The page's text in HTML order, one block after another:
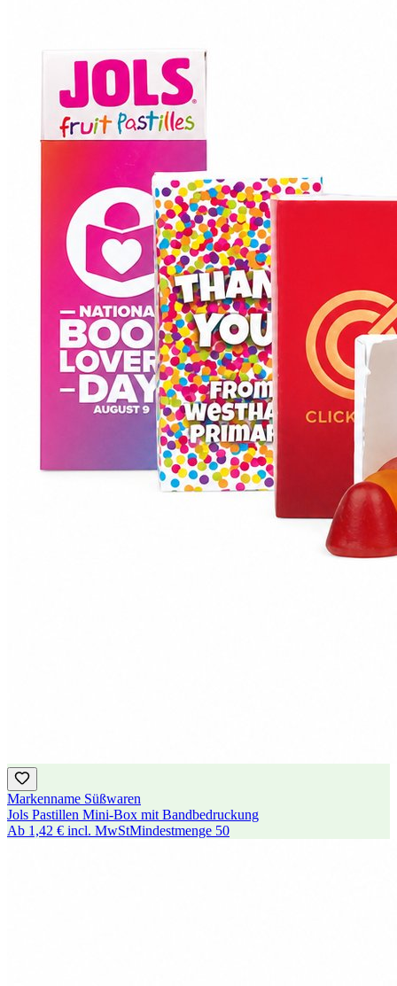
Markenname Süßwaren
Jols Pastillen Mini-Box mit Bandbedruckung
Ab 1,42 € incl. MwStMindestmenge 50